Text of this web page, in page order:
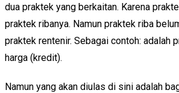
dua praktek yang berkaitan. Karena
praktek ribanya. Namun praktek riba
praktek rentenir. Sebagai contoh: adalah
harga (kredit).
Namun yang akan diulas di sini adalah